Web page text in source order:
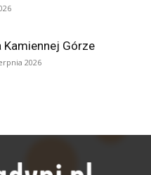
Kamiennej Górze
2026